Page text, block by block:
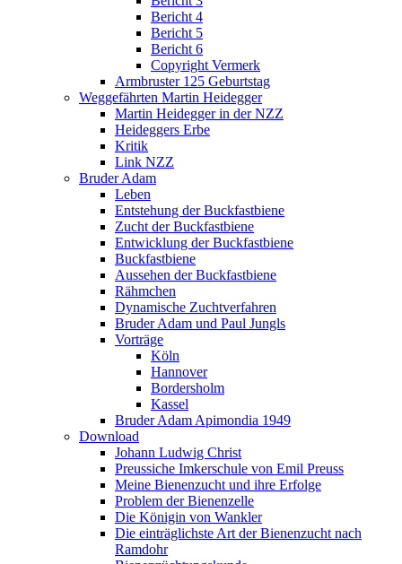
Bericht 4
Bericht 5
Bericht 6
Copyright Vermerk
Armbruster 125 Geburtstag
Weggefährten Martin Heidegger
Martin Heidegger in der NZZ
Heideggers Erbe
Kritik
Link NZZ
Bruder Adam
Leben
Entstehung der Buckfastbiene
Zucht der Buckfastbiene
Entwicklung der Buckfastbiene
Buckfastbiene
Aussehen der Buckfastbiene
Rähmchen
Dynamische Zuchtverfahren
Bruder Adam und Paul Jungls
Vorträge
Köln
Hannover
Bordersholm
Kassel
Bruder Adam Apimondia 1949
Download
Johann Ludwig Christ
Preussiche Imkerschule von Emil Preuss
Meine Bienenzucht und ihre Erfolge
Problem der Bienenzelle
Die Königin von Wankler
Die einträglichste Art der Bienenzucht nach
Ramdohr